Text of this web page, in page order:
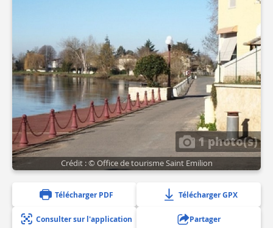
1 photo(s)
Crédit : © Office de tourisme Saint Emilion
Télécharger PDF Télécharger GPX
Consulter sur l'application Partager